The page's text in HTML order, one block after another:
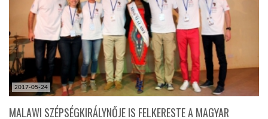
TROPICALMAGAZIN
GLOBOTV
AFRIKA TUDÁSTÁR
2017-05-24
MALAWI SZÉPSÉGKIRÁLYNŐJE IS FELKERESTE A MAGYAR